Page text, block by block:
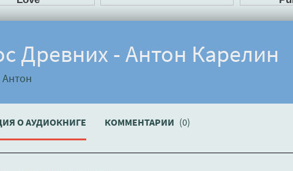
Древних - Антон Карелин
О АУДИОКНИГЕ КОММЕНТАРИИ (0)